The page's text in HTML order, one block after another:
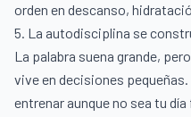
orden en descanso,
5. La autodisciplina se
La palabra suena grande,
vive en decisiones
entrenar aunque no sea tu